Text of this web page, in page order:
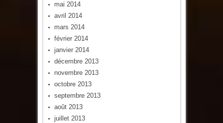
mai 2014
avril 2014
mars 2014
février 2014
janvier 2014
décembre 2013
novembre 2013
octobre 2013
septembre 2013
août 2013
juillet 2013